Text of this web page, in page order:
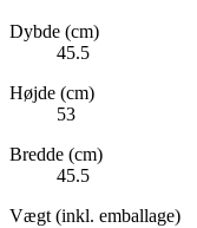
Dybde (cm)
45.5
Højde (cm)
53
Bredde (cm)
45.5
Vægt (inkl. emballage)